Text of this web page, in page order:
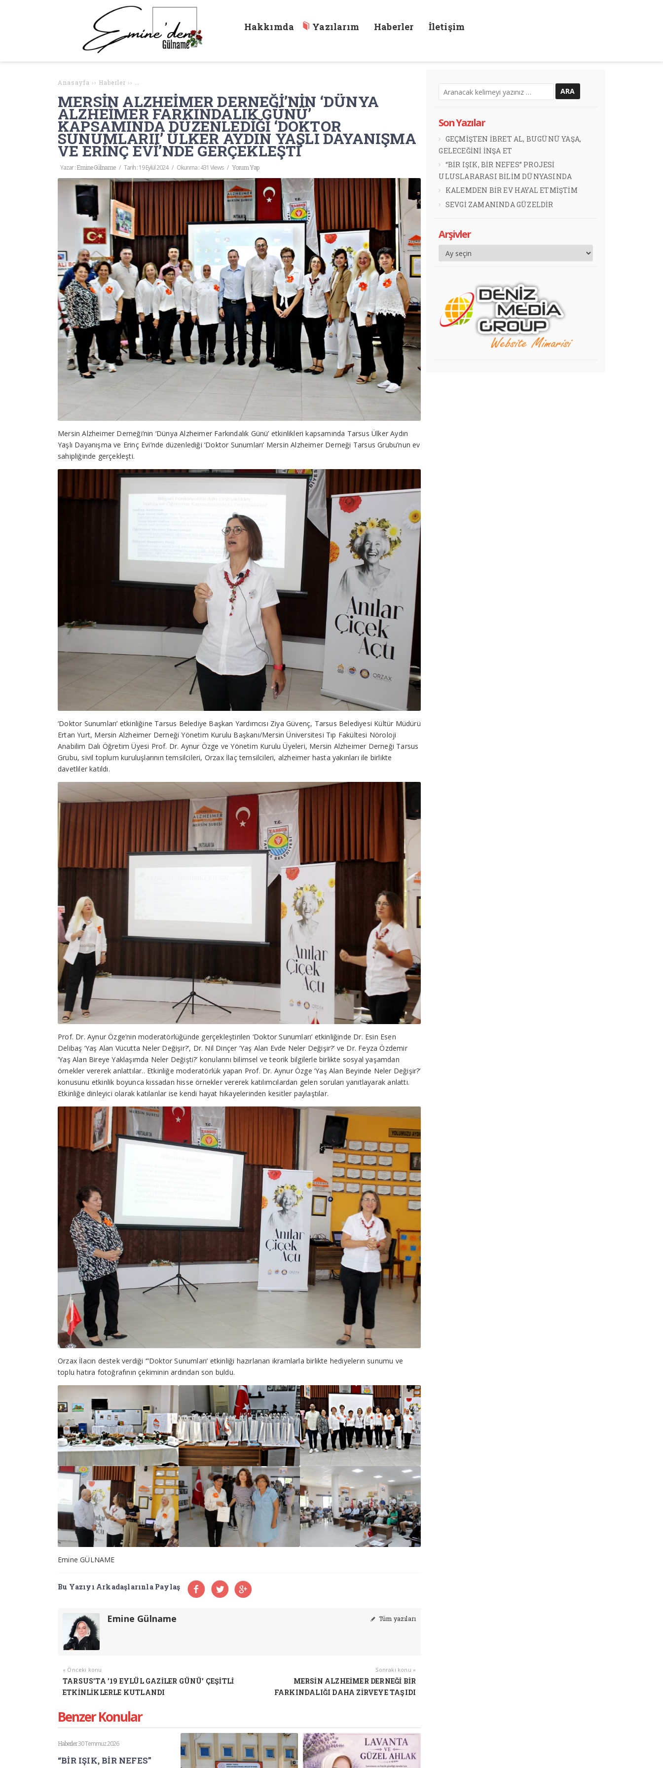
Hakkımda Yazılarım Haberler İletişim
Anasayfa ›› Haberler ›› MERSİN ALZHEİMER DERNEĞİ’NİN ‘DÜNYA ALZHEİMER FARKINDALIK GÜNÜ’ KAPSAMINDA DÜZENLEDİĞİ ‘DOKTOR SUNUMLARII’ ÜLKER AYDIN YAŞLI DAYANIŞMA VE
MERSİN ALZHEİMER DERNEĞİ’NİN ‘DÜNYA
ALZHEİMER FARKINDALIK GÜNÜ’
KAPSAMINDA DÜZENLEDİĞİ ‘DOKTOR
SUNUMLARII’ ÜLKER AYDIN YAŞLI DAYANIŞMA
VE ERİNÇ EVİ’NDE GERÇEKLEŞTİ
Yazar :Emine Gülname / Tarih :19 Eylül 2024 / Okunma : 431 Views / Yorum Yap
Mersin Alzheimer Derneği’nin ‘Dünya Alzheimer Farkındalık Günü’ etkinlikleri kapsamında Tarsus Ülker Aydın
Yaşlı Dayanışma ve Erinç Evi’nde düzenlediği ‘Doktor Sunumları’ Mersin Alzheimer Derneği Tarsus Grubu’nun ev
sahipliğinde gerçekleşti.
‘Doktor Sunumları’ etkinliğine Tarsus Belediye Başkan Yardımcısı Ziya Güvenç, Tarsus Belediyesi Kültür Müdürü
Ertan Yurt, Mersin Alzheimer Derneği Yönetim Kurulu Başkanı/Mersin Üniversitesi Tıp Fakültesi Nöroloji
Anabilim Dalı Öğretim Üyesi Prof. Dr. Aynur Özge ve Yönetim Kurulu Üyeleri, Mersin Alzheimer Derneği Tarsus
Grubu, sivil toplum kuruluşlarının temsilcileri, Orzax İlaç temsilcileri, alzheimer hasta yakınları ile birlikte
davetliler katıldı.
Prof. Dr. Aynur Özge’nin moderatörlüğünde gerçekleştirilen ‘Doktor Sunumları’ etkinliğinde Dr. Esin Esen
Delibaş ‘Yaş Alan Vücutta Neler Değişir?’, Dr. Nil Dinçer ‘Yaş Alan Evde Neler Değişir?’ ve Dr. Feyza Özdemir
‘Yaş Alan Bireye Yaklaşımda Neler Değişti?’ konularını bilimsel ve teorik bilgilerle birlikte sosyal yaşamdan
örnekler vererek anlattılar.. Etkinliğe moderatörlük yapan Prof. Dr. Aynur Özge ‘Yaş Alan Beyinde Neler Değişir?’
konusunu etkinlik boyunca kıssadan hisse örnekler vererek katılımcılardan gelen soruları yanıtlayarak anlattı.
Etkinliğe dinleyici olarak katılanlar ise kendi hayat hikayelerinden kesitler paylaştılar.
Orzax İlacın destek verdiği ‘”Doktor Sunumları’ etkinliği hazırlanan ikramlarla birlikte hediyelerın sunumu ve
toplu hatıra fotoğrafının çekiminin ardından son buldu.
Emine GÜLNAME
Bu Yazıyı Arkadaşlarınla Paylaş
Emine Gülname Tüm yazıları
« Önceki konu
TARSUS’TA ’19 EYLÜL GAZİLER GÜNÜ’ ÇEŞİTLİ
ETKİNLİKLERLE KUTLANDI
Sonraki konu »
MERSİN ALZHEİMER DERNEĞİ BİR
FARKINDALIĞI DAHA ZİRVEYE TAŞIDI
Benzer Konular
Haberler30 Temmuz 2026
“BİR IŞIK, BİR NEFES”
Son Yazılar
GEÇMİŞTEN İBRET AL, BUGÜNÜ YAŞA,
GELECEĞİNİ İNŞA ET
“BİR IŞIK, BİR NEFES” PROJESİ
ULUSLARARASI BİLİM DÜNYASINDA
KALEMDEN BİR EV HAYAL ETMİŞTİM
SEVGİ ZAMANINDA GÜZELDİR
Arşivler